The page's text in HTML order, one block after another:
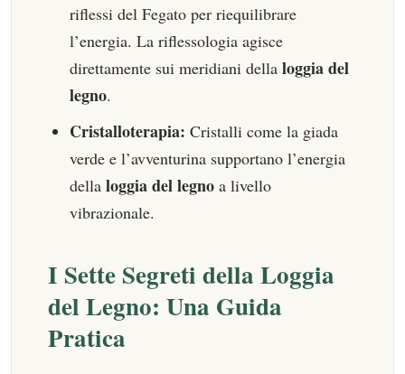
riflessi del Fegato per riequilibrare
l’energia. La riflessologia agisce
direttamente sui meridiani della loggia del
legno.
Cristalloterapia: Cristalli come la giada
verde e l’avventurina supportano l’energia
della loggia del legno a livello
vibrazionale.
I Sette Segreti della Loggia
del Legno: Una Guida
Pratica